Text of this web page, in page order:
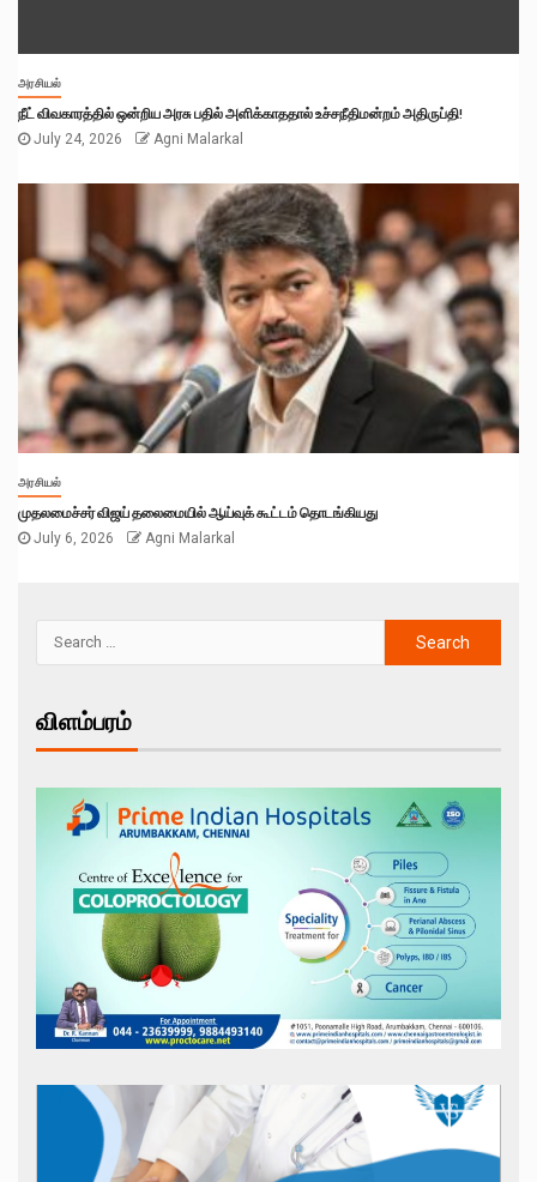
அரசியல்
நீட் விவகாரத்தில் ஒன்றிய அரசு பதில் அளிக்காததால் உச்சநீதிமன்றம் அதிருப்தி!
July 24, 2026
Agni Malarkal
அரசியல்
முதலமைச்சர் விஜய் தலைமையில் ஆய்வுக் கூட்டம் தொடங்கியது
July 6, 2026
Agni Malarkal
விளம்பரம்